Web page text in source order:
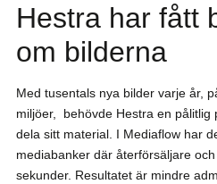
Hestra har fått
om bilderna
Med tusentals nya bilder varje år,
miljöer, behövde Hestra en pålitlig
dela sitt material. I Mediaflow har
mediabanker där återförsäljare
sekunder. Resultatet är mindre